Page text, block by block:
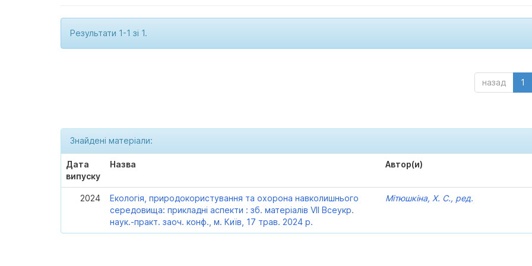
Результати 1-1 зі 1.
назад 1
Знайдені матеріали:
Дата
випуску
Назва Автор(и)
2024
Екологія, природокористування та охорона навколишнього
середовища: прикладні аспекти : зб. матеріалів VІІ Всеукр.
наук.-практ. заоч. конф., м. Київ, 17 трав. 2024 р.
Мітюшкіна, Х. С., ред.